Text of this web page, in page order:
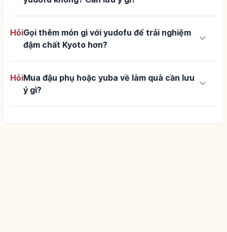
HỏiGọi thêm món gì với yudofu để trải nghiệm
đậm chất Kyoto hơn?
keyboard_arrow_down
HỏiMua đậu phụ hoặc yuba về làm quà cần lưu
ý gì?
keyboard_arrow_down